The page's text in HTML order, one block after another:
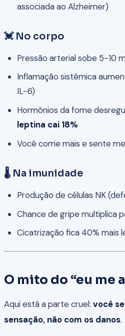
associada ao Alzheimer)
💓 No corpo
Pressão arterial sobe 5-10
Inflamação sistêmica
IL-6)
Hormônios da fome
leptina cai 18%
Você come mais e sente
🌡️ Na imunidade
Produção de células NK
Chance de gripe multiplica
Cicatrização fica 40% mais
O mito do “eu me
Aqui está a parte cruel: você
sensação, não com os danos.